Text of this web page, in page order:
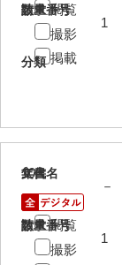
請求番号
分類
数量
1
閲覧
撮影
掲載
10
文書名
請求番号
年代
－
数量
1
閲覧
撮影